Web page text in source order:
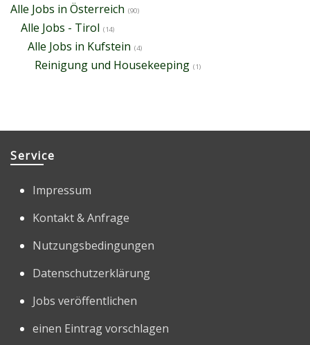
Alle Jobs in Österreich (90)
Alle Jobs - Tirol (14)
Alle Jobs in Kufstein (4)
Reinigung und Housekeeping (1)
Service
Impressum
Kontakt & Anfrage
Nutzungsbedingungen
Datenschutzerklärung
Jobs veröffentlichen
einen Eintrag vorschlagen